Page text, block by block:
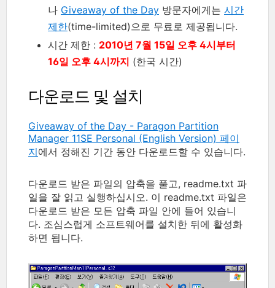
나 Giveaway of the Day 방문자에게는 시간
제한(time-limited)으로 무료로 제공됩니다.
시간 제한 : 2010년 7월 15일 오후 4시부터
16일 오후 4시까지 (한국 시간)
다운로드 및 설치
Giveaway of the Day - Paragon Partition
Manager 11SE Personal (English Version) 페이
지에서 정해진 기간 동안 다운로드할 수 있습니다.
다운로드 받은 파일의 압축을 풀고, readme.txt 파
일을 잘 읽고 실행하십시오. 이 readme.txt 파일은
다운로드 받은 모든 압축 파일 안에 들어 있습니
다. 조심스럽게 소프트웨어를 설치한 뒤에 활성화
하면 됩니다.